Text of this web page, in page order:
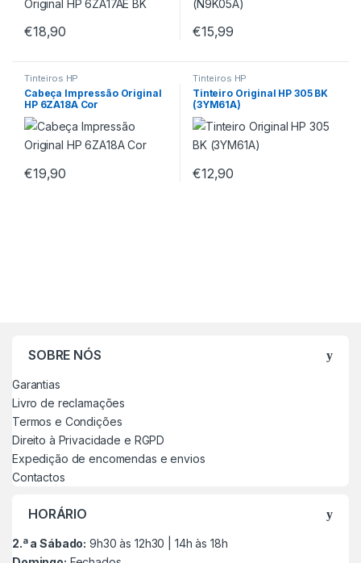
€18,90 €15,99
Tinteiros HP
Cabeça Impressão Original
HP 6ZA18A Cor
€19,90
Tinteiros HP
Tinteiro Original HP 305 BK
(3YM61A)
€12,90
SOBRE NÓS
Garantias
Livro de reclamações
Termos e Condições
Direito à Privacidade e RGPD
Expedição de encomendas e envios
Contactos
HORÁRIO
2.ª a Sábado: 9h30 às 12h30 | 14h às 18h